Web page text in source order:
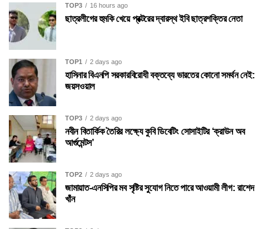
TOP3 16 hours ago
ছাত্রলীগের হুমকি খেয়ে প্রক্টরের দ্বারস্থ ইবি ছাত্রশক্তির নেতা
TOP1 2 days ago
হাসিনার বিএনপি সরকারবিরোধী বক্তব্যে ভারতের কোনো সমর্থন নেই:
জয়সওয়াল
TOP3 2 days ago
নবীন বিতার্কিক তৈরির লক্ষ্যে কুবি ডিবেটিং সোসাইটির ‘ক্রাউন অব
আর্গুমেন্টস’
TOP2 2 days ago
জামায়াত-এনসিপির মব সৃষ্টির সুযোগ নিতে পারে আওয়ামী লীগ: রাশেদ
খাঁন